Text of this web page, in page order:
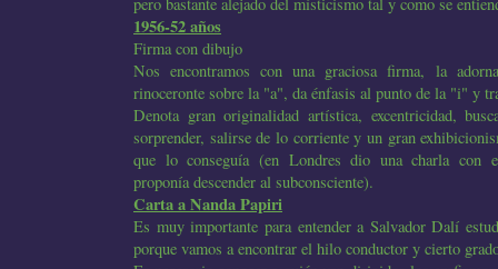
1956-52 años
Firma con dibujo
Nos encontramos con una graciosa firma, la
rinoceronte sobre la "a", da énfasis al punto de la "i" y
Denota gran originalidad artística, excentricidad,
sorprender, salirse de lo corriente y un gran
que lo conseguía (en Londres dio una charla con
proponía descender al subconsciente).
Carta a Nanda Papiri
Es muy importante para entender a Salvador Dalí
porque vamos a encontrar el hilo conductor y cierto